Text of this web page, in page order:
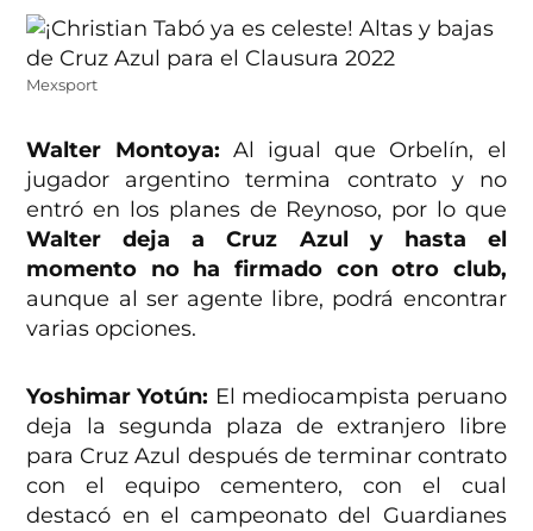
Mexsport
Walter Montoya: Al igual que Orbelín, el
jugador argentino termina contrato y no
entró en los planes de Reynoso, por lo que
Walter deja a Cruz Azul y hasta el
momento no ha firmado con otro club,
aunque al ser agente libre, podrá encontrar
varias opciones.
Yoshimar Yotún: El mediocampista peruano
deja la segunda plaza de extranjero libre
para Cruz Azul después de terminar contrato
con el equipo cementero, con el cual
destacó en el campeonato del Guardianes